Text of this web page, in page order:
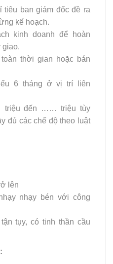
tiêu ban giám đốc đề ra
kế hoạch.
kinh doanh để hoàn
giao.
thời gian hoặc bán
6 tháng ở vị trí liên
đến …… triệu tùy
đủ các chế độ theo luật
lên
nhạy bén với công
tụy, có tinh thần cầu